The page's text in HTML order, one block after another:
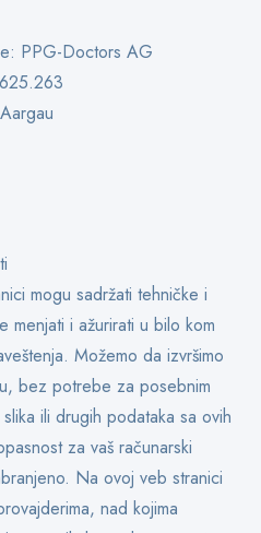
PPG-Doctors AG
mogu sadržati tehničke i
menjati i ažurirati u bilo kom
Možemo da izvršimo
bez potrebe za posebnim
ili drugih podataka sa ovih
za vaš računarski
Na ovoj veb stranici
nad kojima